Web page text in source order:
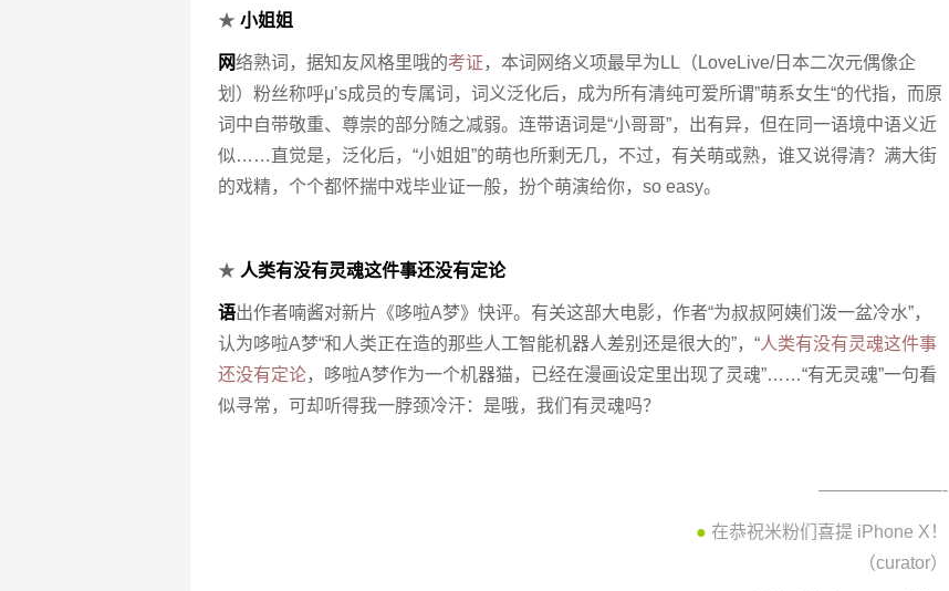
★ 小姐姐
网络熟词，据知友风格里哦的考证 ，本词网络义项最早为LL（LoveLive/日本二次元偶像企
划）粉丝称呼μ’s成员的专属词，词义泛化后，成为所有清纯可爱所谓”萌系女生“的代指，而原
词中自带敬重、尊崇的部分随之减弱。连带语词是“小哥哥”，出有异，但在同一语境中语义近
似……直觉是，泛化后，“小姐姐”的萌也所剩无几，不过，有关萌或熟，谁又说得清？满大街
的戏精，个个都怀揣中戏毕业证一般，扮个萌演给你，so easy。
★ 人类有没有灵魂这件事还没有定论
语出作者喃酱对新片《哆啦A梦》快评。有关这部大电影，作者“为叔叔阿姨们泼一盆冷水”，
认为哆啦A梦“和人类正在造的那些人工智能机器人差别还是很大的”，“人类有没有灵魂这件事
还没有定论，哆啦A梦作为一个机器猫，已经在漫画设定里出现了灵魂”……“有无灵魂”一句看
似寻常，可却听得我一脖颈冷汗：是哦，我们有灵魂吗？
———————-
● 在恭祝米粉们喜提 iPhone X！
（curator）